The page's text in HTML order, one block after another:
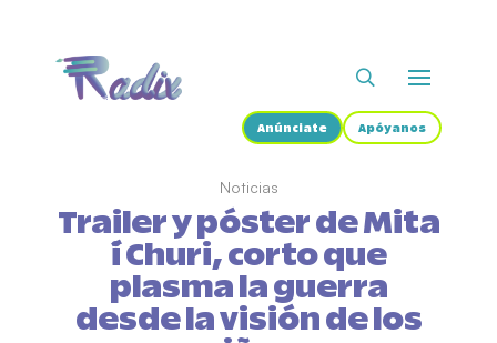
Anúnciate Apóyanos
Noticias
Trailer y póster de Mita
´i Churi, corto que
plasma la guerra
desde la visión de los